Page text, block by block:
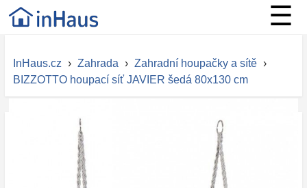
☰
InHaus.cz › Zahrada › Zahradní houpačky a sítě ›
BIZZOTTO houpací síť JAVIER šedá 80x130 cm